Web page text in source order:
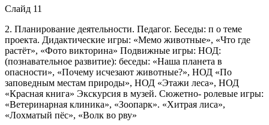
Слайд 11
2. Планирование деятельности. Педагог. Беседы: п о теме
проекта. Дидактические игры: «Мемо животные», «Что где
растёт», «Фото викторина» Подвижные игры: НОД:
(познавательное развитие): беседы: «Наша планета в
опасности», «Почему исчезают животные?», НОД «По
заповедным местам природы», НОД «Этажи леса», НОД
«Красная книга» Экскурсия в музей. Сюжетно- ролевые игры:
«Ветеринарная клиника», «Зоопарк». «Хитрая лиса»,
«Лохматый пёс», «Волк во рву»